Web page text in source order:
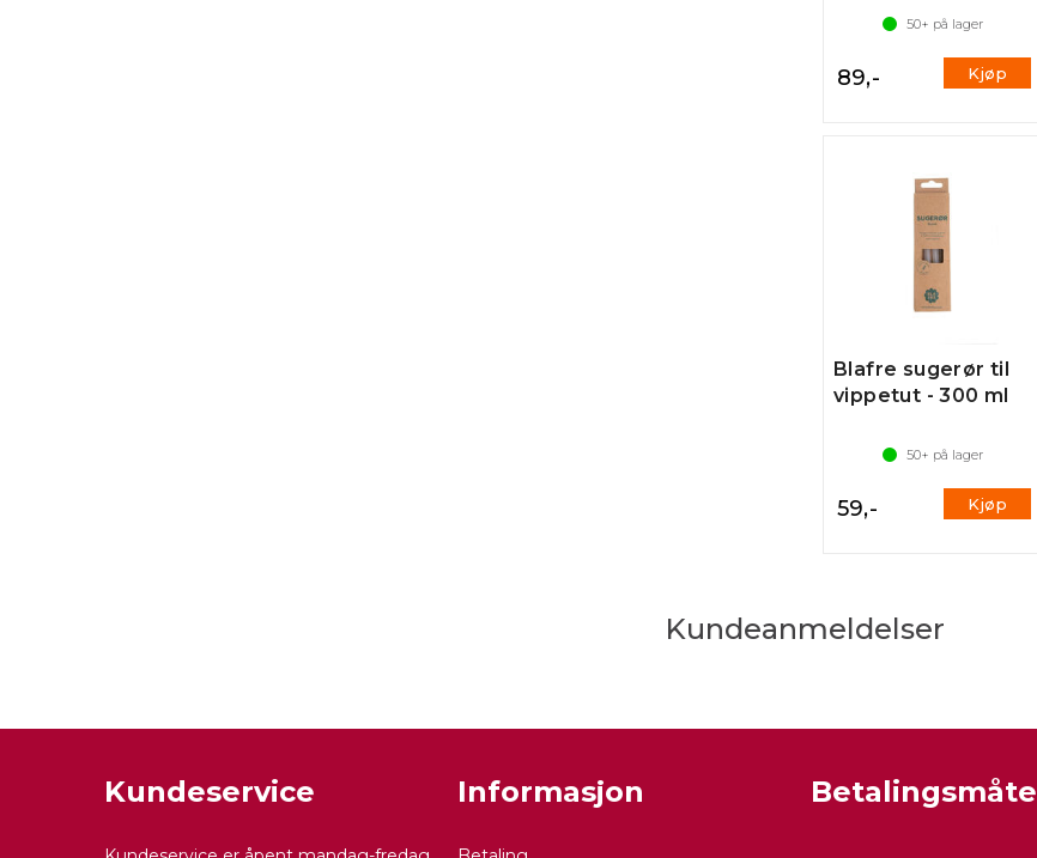
50+ på lager
89,- Kjøp
Blafre sugerør til
vippetut - 300 ml
50+ på lager
59,- Kjøp
Kundeanmeldelser
Kundeservice Informasjon